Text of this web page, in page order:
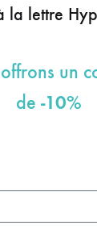
la lettre
un
de -10%